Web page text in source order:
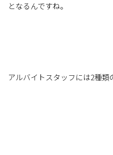
となるんですね。
アルバイトスタッフには2種類